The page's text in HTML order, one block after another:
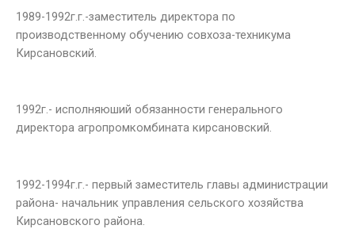
1989-1992г.г.-заместитель директора по
производственному обучению совхоза-техникума
Кирсановский.
1992г.- исполняюший обязанности генерального
директора агропромкомбината кирсановский.
1992-1994г.г.- первый заместитель главы администрации
района- начальник управления сельского хозяйства
Кирсановского района.